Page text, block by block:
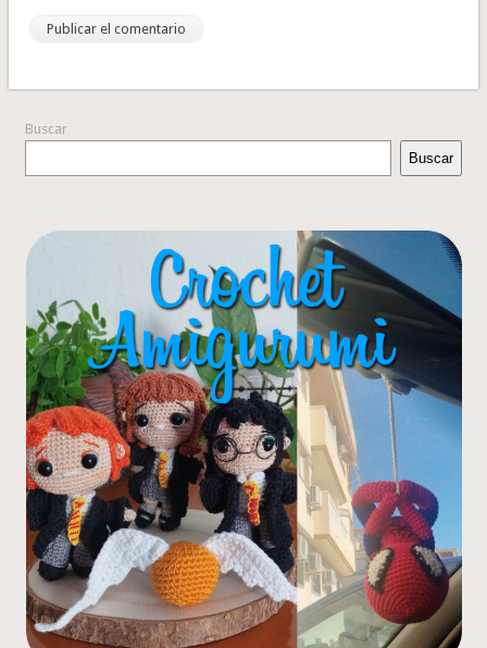
Buscar
Buscar